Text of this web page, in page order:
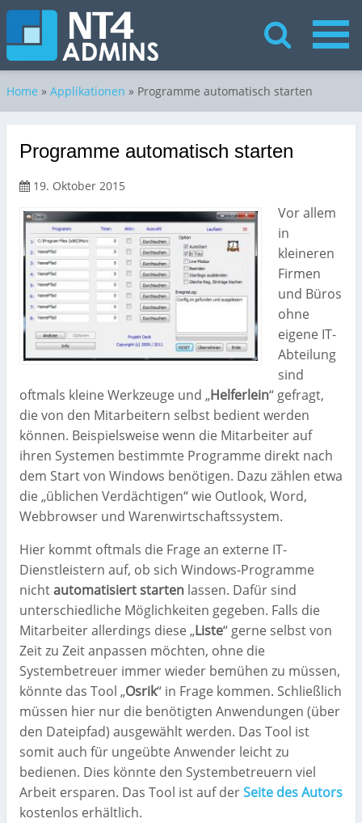
Home » Applikationen » Programme automatisch starten
Programme automatisch starten
19. Oktober 2015
Vor allem
in
kleineren
Firmen
und Büros
ohne
eigene IT-
Abteilung
sind
oftmals kleine Werkzeuge und „Helferlein“ gefragt,
die von den Mitarbeitern selbst bedient werden
können. Beispielsweise wenn die Mitarbeiter auf
ihren Systemen bestimmte Programme direkt nach
dem Start von Windows benötigen. Dazu zählen etwa
die „üblichen Verdächtigen“ wie Outlook, Word,
Webbrowser und Warenwirtschaftssystem.
Hier kommt oftmals die Frage an externe IT-
Dienstleistern auf, ob sich Windows-Programme
nichtautomatisiert starten lassen. Dafür sind
unterschiedliche Möglichkeiten gegeben. Falls die
Mitarbeiter allerdings diese „Liste“ gerne selbst von
Zeit zu Zeit anpassen möchten, ohne die
Systembetreuer immer wieder bemühen zu müssen,
könnte das Tool „Osrik“ in Frage kommen. Schließlich
müssen hier nur die benötigten Anwendungen (über
den Dateipfad) ausgewählt werden. Das Tool ist
somit auch für ungeübte Anwender leicht zu
bedienen. Dies könnte den Systembetreuern viel
Arbeit ersparen. Das Tool ist auf derSeite des Autors
kostenlos erhältlich.